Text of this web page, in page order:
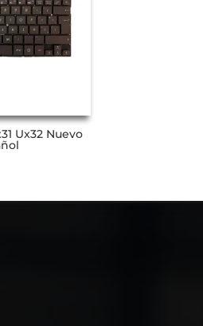
Ux32 Nuevo